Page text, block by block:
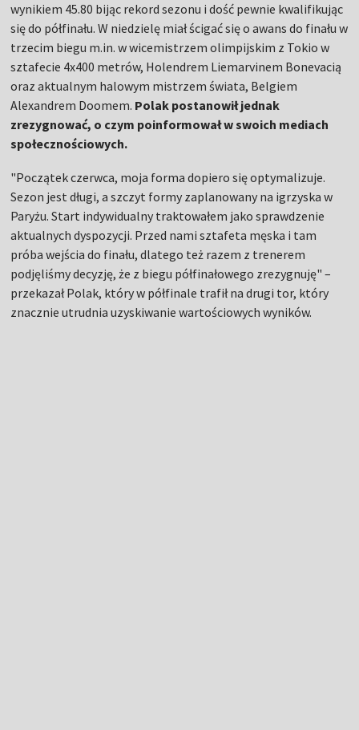
wynikiem 45.80 bijąc rekord sezonu i dość pewnie kwalifikując
się do półfinału. W niedzielę miał ścigać się o awans do finału w
trzecim biegu m.in. w wicemistrzem olimpijskim z Tokio w
sztafecie 4x400 metrów, Holendrem Liemarvinem Bonevacią
oraz aktualnym halowym mistrzem świata, Belgiem
Alexandrem Doomem. Polak postanowił jednak
zrezygnować, o czym poinformował w swoich mediach
społecznościowych.
"Początek czerwca, moja forma dopiero się optymalizuje.
Sezon jest długi, a szczyt formy zaplanowany na igrzyska w
Paryżu. Start indywidualny traktowałem jako sprawdzenie
aktualnych dyspozycji. Przed nami sztafeta męska i tam
próba wejścia do finału, dlatego też razem z trenerem
podjęliśmy decyzję, że z biegu półfinałowego zrezygnuję" –
przekazał Polak, który w półfinale trafił na drugi tor, który
znacznie utrudnia uzyskiwanie wartościowych wyników.